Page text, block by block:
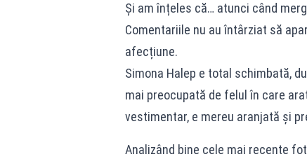
Și am înțeles că… atunci când
Comentariile nu au întârziat să
afecțiune.
Simona Halep e total schimbată,
mai preocupată de felul în care
vestimentar, e mereu aranjată și
Analizând bine cele mai recente